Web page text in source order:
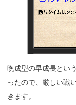
晩成型の早成長とい
ったので、厳しい戦
きます。